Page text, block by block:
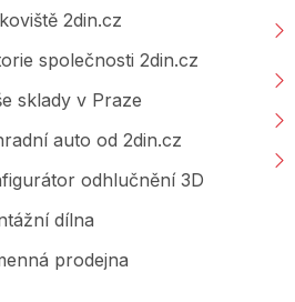
2din.cz
společnosti 2din.cz
sklady v Praze
auto od 2din.cz
odhlučnění 3D
dílna
prodejna